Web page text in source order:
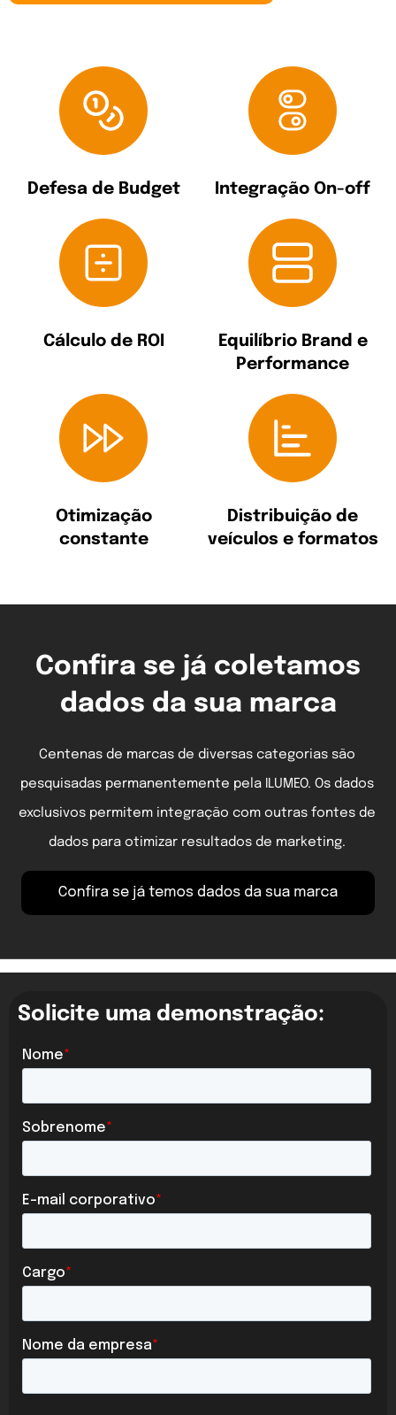
Defesa de Budget Integração On-off
Cálculo de ROI
Equilíbrio Brand e
Performance
Otimização
constante
Distribuição de
veículos e formatos
Confira se já coletamos
dados da sua marca
Centenas de marcas de diversas categorias são
pesquisadas permanentemente pela ILUMEO. Os dados
exclusivos permitem integração com outras fontes de
dados para otimizar resultados de marketing.
Solicite uma demonstração: